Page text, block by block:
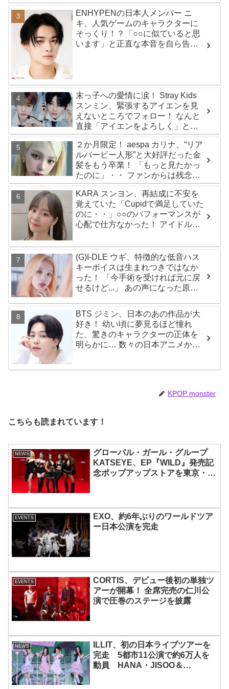
ENHYPENの日本人メンバー ニ
キ、人気ゲームのキャラクターに
そっくり！？「○○に似ていると思
います」と正直な本音を自ら告
末っ子への愛情に涙！ Stray Kids
スンミン、緊張するアイエンを見
えないところでフォロー！ なんと
直接「アイエンをよろしく」と
イ・ムジンに連絡… 愛にあふれた
エピソードにファン感動
２か月限定！ aespa カリナ、“リア
ルバービー人形”と大好評だった金
髪をもう卒業！ 「もっと見たかっ
たのに」・・ ファンからは残念が
る声殺到
KARA スンヨン、再結成に不安を
覚えていた「Cupidで満足していた
のに・・」○○のパフォーマンスが
心配で仕方なかった！ アイドルと
はさすがの一言
(G)I-DLE ウギ、特徴的な低音ハス
キーボイスは生まれつきではなか
った！ 「今手術を受ければ元に戻
せるけど...」 あの声になった原因
BTS ジミン、日本のあの作品が大
好き！ 幼い頃に夢見るほど憧れ
た、驚きのキャラクターの正体を
明らかに… 数々の日本アニメから
KPOP monster
こちらも読まれています！
NEWS
グローバル・ガール・グループ
KATSEYE、EP『WILD』発売記
念ポップアップストアを東京・原
EVENTS
EXO、約6年ぶりのワールドツア
ー日本公演を完走
EVENTS
CORTIS、デビュー後初の単独ツ
アーが開幕！ 全席完売の仁川公
演で圧巻のステージを披露
NEWS
ILLIT、初の日本ライブツアーを
完走 5都市11公演で約6万人を
動員 HANA・JISOO＆